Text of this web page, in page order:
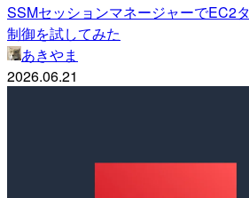
SSMセッションマネージャーでEC2
制御を試してみた
あきやま
2026.06.21